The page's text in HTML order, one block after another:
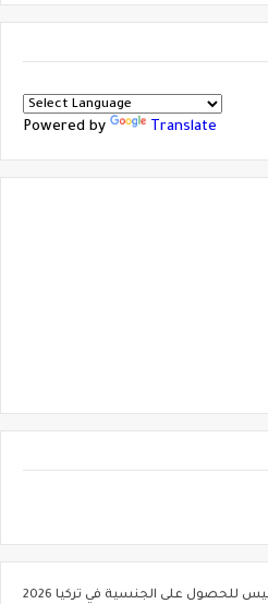
Powered by Translate
للحصول على الجنسية في تركيا 2026